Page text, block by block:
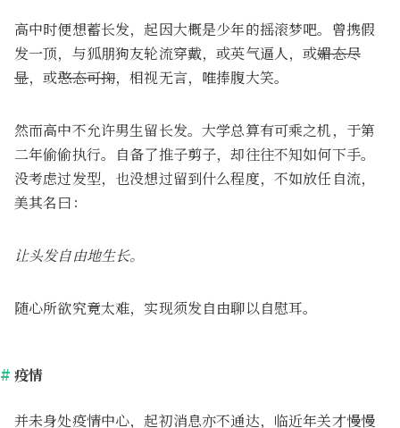
高中时便想蓄长发，起因大概是少年的摇滚梦吧。曾携假
发一顶，与狐朋狗友轮流穿戴，或英气逼人，或媚态尽
显，或憨态可掬，相视无言，唯捧腹大笑。
然而高中不允许男生留长发。大学总算有可乘之机，于第
二年偷偷执行。自备了推子剪子，却往往不知如何下手。
没考虑过发型，也没想过留到什么程度，不如放任自流，
美其名曰：
让头发自由地生长。
随心所欲究竟太难，实现须发自由聊以自慰耳。
疫情
并未身处疫情中心，起初消息亦不通达，临近年关才慢慢